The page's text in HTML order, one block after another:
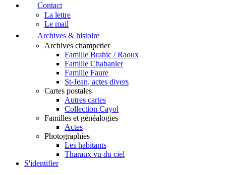
Contact
La lettre
Le mail
Archives & histoire
Archives champetier
Famille Brahic / Raoux
Famille Chabanier
Famille Faure
St-Jean, actes divers
Cartes postales
Autres cartes
Collection Cayol
Familles et généalogies
Actes
Photographies
Les habitants
Tharaux vu du ciel
S'identifier